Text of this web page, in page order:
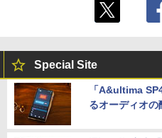
Special Site
「A&ultima
るオーディオの